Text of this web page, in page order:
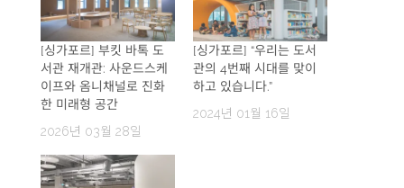
[싱가포르] 부킷 바톡 도
서관 재개관: 사운드스케
이프와 옴니채널로 진화
한 미래형 공간
2026년 03월 28일
[싱가포르] “우리는 도서
관의 4번째 시대를 맞이
하고 있습니다.”
2024년 01월 16일